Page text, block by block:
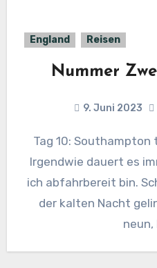
England Reisen
Nummer
9. Juni 2023
Tag 10: Southampton to Southbourne 52 km
Irgendwie dauert es
ich abfahrbereit bin.
der kalten Nacht
neun,